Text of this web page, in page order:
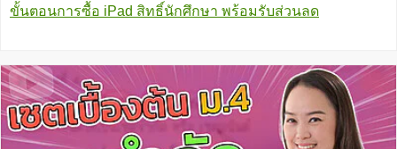
ขั้นตอนการซื้อ iPad สิทธิ์นักศึกษา พร้อมรับส่วนลด